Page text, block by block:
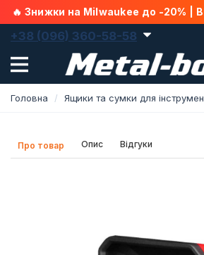
🔥 Знижки на Milwaukee до -20% |
+38 (096) 360-58-58
Головна Ящики та сумки для
Про товар Опис Відгуки